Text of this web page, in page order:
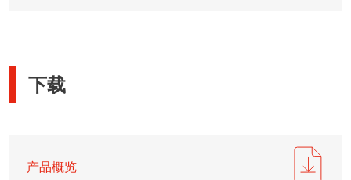
下载
产品概览